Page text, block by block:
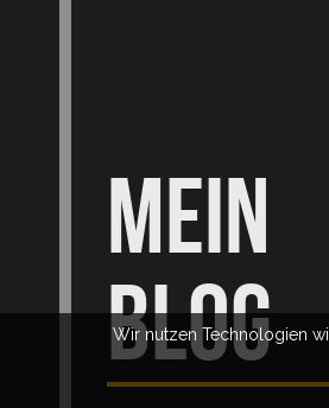
MEIN
BLOG
Wir nutzen Technologien